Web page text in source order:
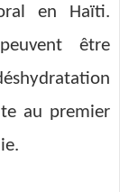
en Haïti.
être
au premier